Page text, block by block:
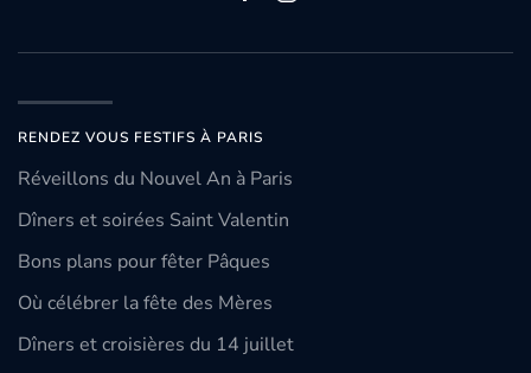
RENDEZ VOUS FESTIFS À PARIS
Réveillons du Nouvel An à Paris
Dîners et soirées Saint Valentin
Bons plans pour fêter Pâques
Où célébrer la fête des Mères
Dîners et croisières du 14 juillet